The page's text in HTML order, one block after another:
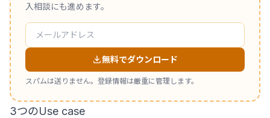
入相談にも進めます。
無料でダウンロード
スパムは送りません。登録情報は厳重に管理します。
3つのUse case